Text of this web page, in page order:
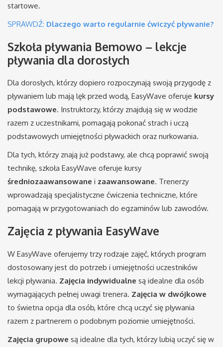
startowe.
SPRAWDŹ: Dlaczego warto regularnie ćwiczyć pływanie?
Szkoła pływania Bemowo – lekcje
pływania dla dorosłych
Dla dorosłych, którzy dopiero rozpoczynają swoją przygodę z
pływaniem lub mają lęk przed wodą, EasyWave oferuje kursy
podstawowe. Instruktorzy, którzy znajdują się w wodzie
razem z uczestnikami, pomagają pokonać strach i uczą
podstawowych umiejętności pływackich oraz nurkowania.
Dla tych, którzy znają już podstawy, ale chcą poprawić swoją
technikę, szkoła EasyWave oferuje kursy
średniozaawansowane i zaawansowane. Trenerzy
wprowadzają specjalistyczne ćwiczenia techniczne, które
pomagają w przygotowaniach do egzaminów lub zawodów.
Zajęcia z pływania EasyWave
W EasyWave oferujemy trzy rodzaje zajęć, których program
dostosowany jest do potrzeb i umiejętności uczestników
lekcji pływania. Zajęcia indywidualne są idealne dla osób
wymagających pełnej uwagi trenera. Zajęcia w dwójkowe
to świetna opcja dla osób, które chcą uczyć się pływania
razem z partnerem o podobnym poziomie umiejętności.
Zajęcia grupowe są idealne dla tych, którzy lubią uczyć się w